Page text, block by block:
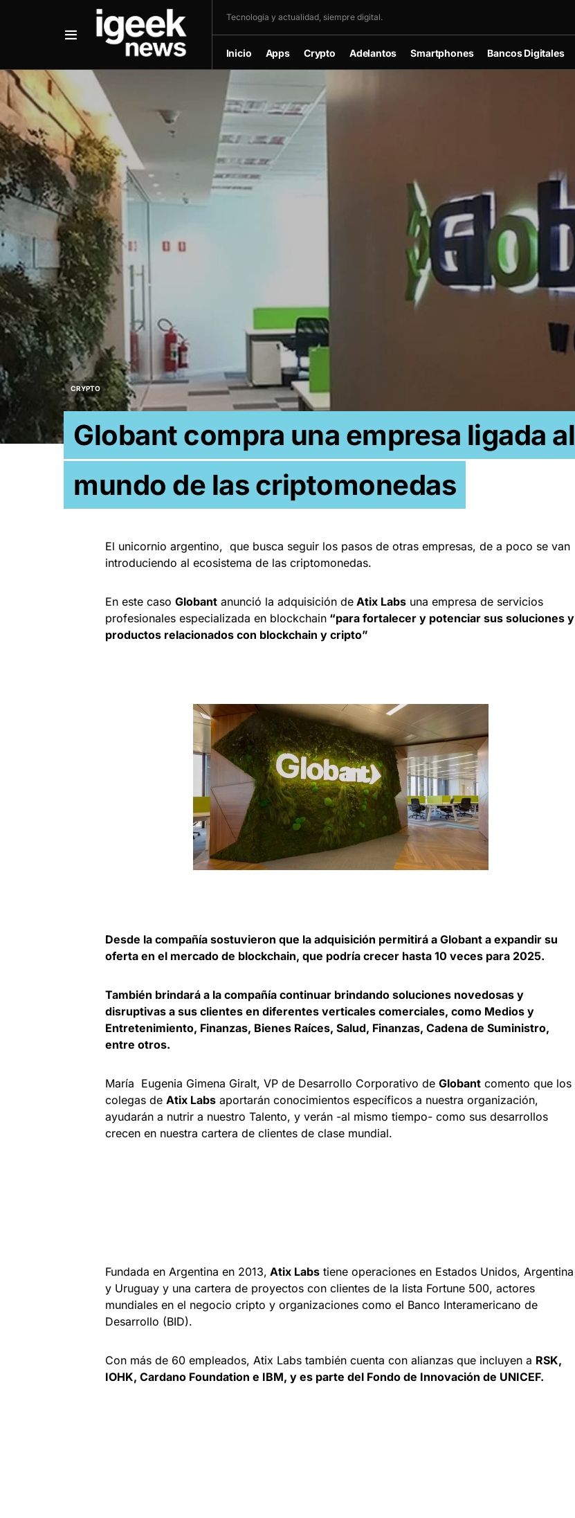
Tecnología y actualidad, siempre digital.
Inicio Apps Crypto Adelantos Smartphones Bancos Digitales
CRYPTO
Globant compra una empresa ligada al
mundo de las criptomonedas
El unicornio argentino, que busca seguir los pasos de otras empresas, de a poco se van
introduciendo al ecosistema de las criptomonedas.
En este caso Globant anunció la adquisición de Atix Labs una empresa de servicios
profesionales especializada en blockchain “para fortalecer y potenciar sus soluciones y
productos relacionados con blockchain y cripto”
Desde la compañía sostuvieron que la adquisición permitirá a Globant a expandir su
oferta en el mercado de blockchain, que podría crecer hasta 10 veces para 2025.
También brindará a la compañía continuar brindando soluciones novedosas y
disruptivas a sus clientes en diferentes verticales comerciales, como Medios y
Entretenimiento, Finanzas, Bienes Raíces, Salud, Finanzas, Cadena de Suministro,
entre otros.
María Eugenia Gimena Giralt, VP de Desarrollo Corporativo de Globant comento que los
colegas de Atix Labs aportarán conocimientos específicos a nuestra organización,
ayudarán a nutrir a nuestro Talento, y verán -al mismo tiempo- como sus desarrollos
crecen en nuestra cartera de clientes de clase mundial.
Fundada en Argentina en 2013, Atix Labs tiene operaciones en Estados Unidos, Argentina
y Uruguay y una cartera de proyectos con clientes de la lista Fortune 500, actores
mundiales en el negocio cripto y organizaciones como el Banco Interamericano de
Desarrollo (BID).
Con más de 60 empleados, Atix Labs también cuenta con alianzas que incluyen a RSK,
IOHK, Cardano Foundation e IBM, y es parte del Fondo de Innovación de UNICEF.